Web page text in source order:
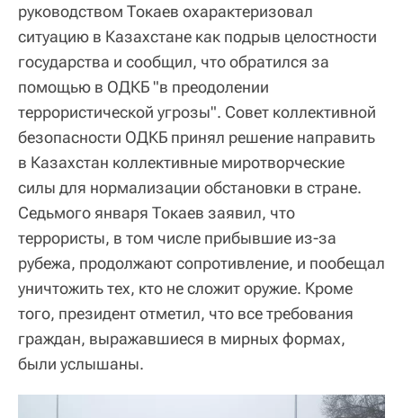
руководством Токаев охарактеризовал
ситуацию в Казахстане как подрыв целостности
государства и сообщил, что обратился за
помощью в ОДКБ "в преодолении
террористической угрозы". Совет коллективной
безопасности ОДКБ принял решение направить
в Казахстан коллективные миротворческие
силы для нормализации обстановки в стране.
Седьмого января Токаев заявил, что
террористы, в том числе прибывшие из-за
рубежа, продолжают сопротивление, и пообещал
уничтожить тех, кто не сложит оружие. Кроме
того, президент отметил, что все требования
граждан, выражавшиеся в мирных формах,
были услышаны.